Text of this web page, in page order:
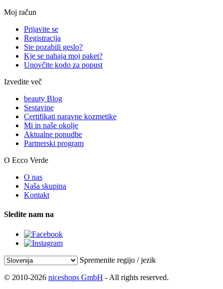
Moj račun
Prijavite se
Registracija
Ste pozabili geslo?
Kje se nahaja moj paket?
Unovčite kodo za popust
Izvedite več
beauty Blog
Sestavine
Certifikati naravne kozmetike
Mi in naše okolje
Aktualne ponudbe
Partnerski program
O Ecco Verde
O nas
Naša skupina
Kontakt
Sledite nam na
Spremenite regijo / jezik
© 2010-2026 niceshops GmbH - All rights reserved.